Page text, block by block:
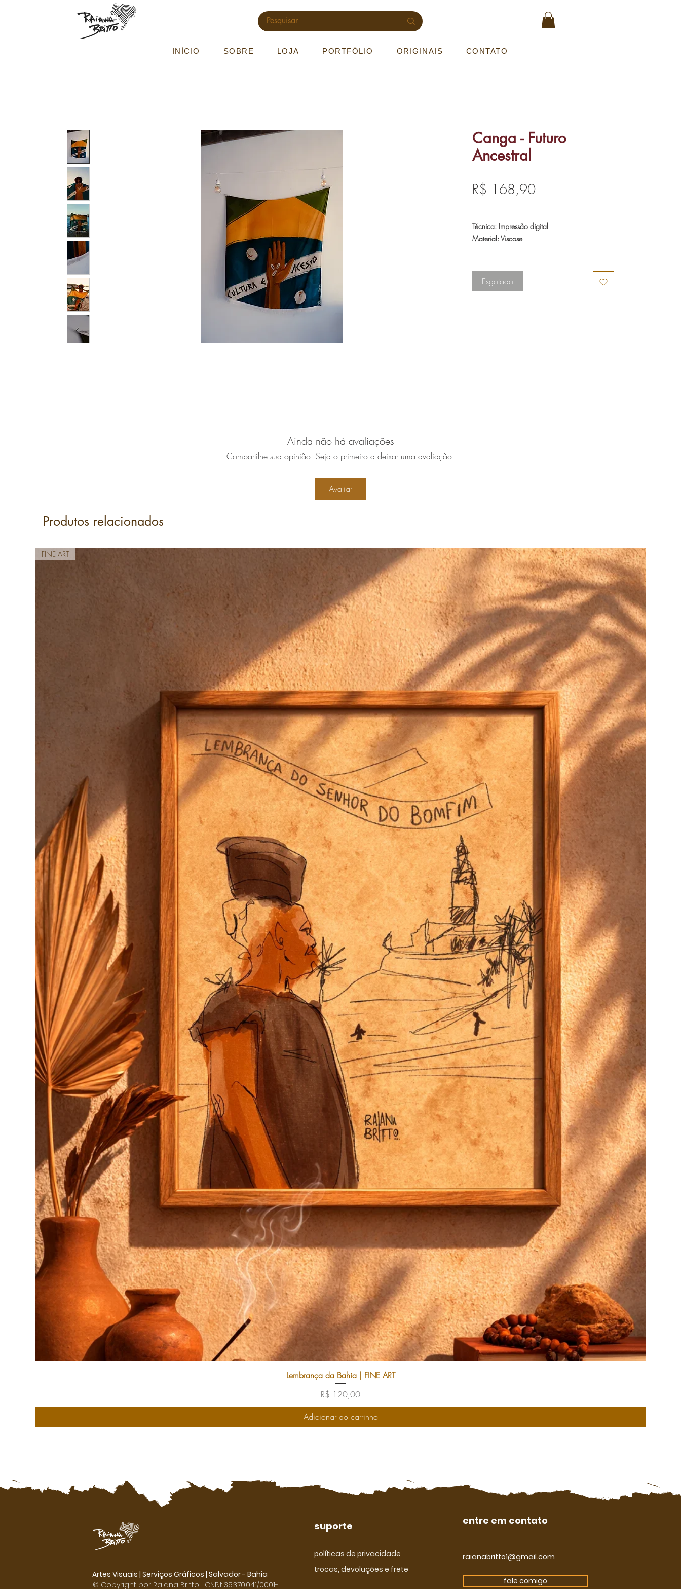
INÍCIO SOBRE LOJA PORTFÓLIO ORIGINAIS CONTATO
Canga - Futuro
Ancestral
R$ 168,90Preço
Técnica: Impressão digital
Material: Viscose
* canga com franjas e alcinha (para uso
Esgotado
Ainda não há avaliações
Compartilhe sua opinião. Seja o primeiro a deixar uma avaliação.
Avaliar
Produtos relacionados
FINE ART
Lembrança da Bahia | FINE ART
Preço
R$ 120,00
Adicionar ao carrinho
Artes Visuais | Serviços Gráficos | Salvador - Bahia
© Copyright por Raiana Britto | CNPJ: 35.370.041/0001-
suporte
políticas de privacidade
trocas, devoluções e frete
entre em contato
raianabritto1@gmail.com
fale comigo